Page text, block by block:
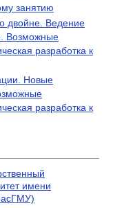
занятию
двойне. Ведение
Возможные
разработка к
Новые
разработка к
имени